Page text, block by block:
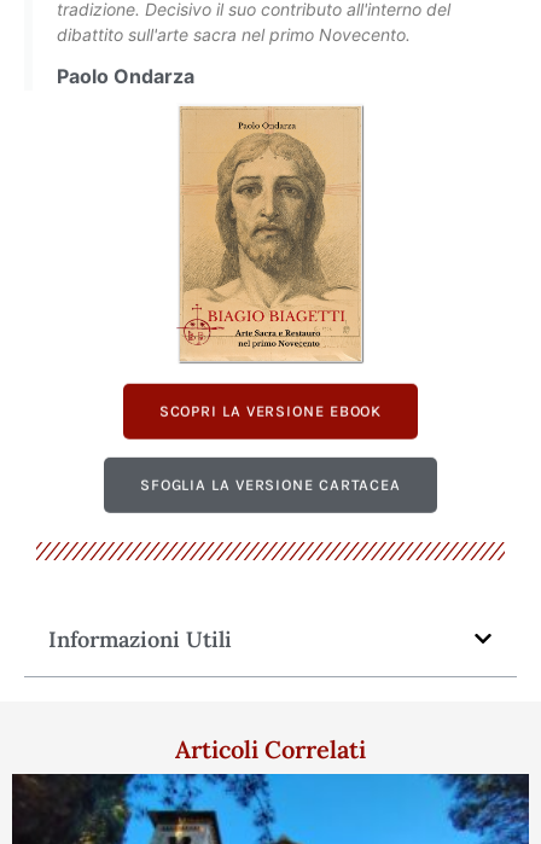
tradizione. Decisivo il suo contributo all'interno del
dibattito sull'arte sacra nel primo Novecento.
Paolo Ondarza
SCOPRI LA VERSIONE EBOOK
SFOGLIA LA VERSIONE CARTACEA
Informazioni Utili
Articoli Correlati